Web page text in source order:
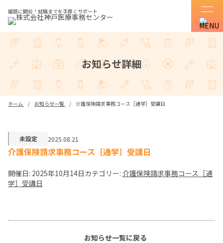
姫路に開校！就職までを手厚くサポート
お知らせ詳細
ホーム お知らせ一覧 介護保険請求事務コース［通学］受講日
未設定 2025.08.21
介護保険請求事務コース［通学］受講日
開催日: 2025年10月14日カテゴリー: 介護保険請求事務コース［通
学］受講日
お知らせ一覧に戻る